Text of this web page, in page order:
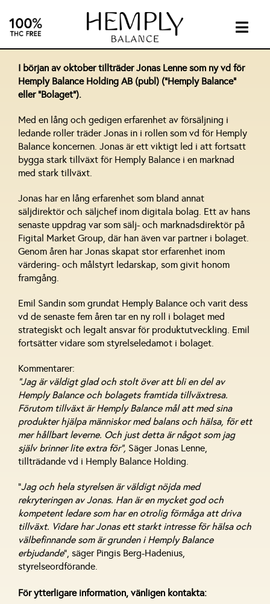
content
ABOUT
I början av oktober tillträder Jonas Lenne som ny vd för
Hemply Balance Holding AB (publ) (”Hemply Balance”
eller ”Bolaget”).
Med en lång och gedigen erfarenhet av försäljning i
ledande roller träder Jonas in i rollen som vd för Hemply
Balance koncernen. Jonas är ett viktigt led i att fortsatt
bygga stark tillväxt för Hemply Balance i en marknad
med stark tillväxt.
Jonas har en lång erfarenhet som bland annat
säljdirektör och säljchef inom digitala bolag. Ett av hans
senaste uppdrag var som sälj- och marknadsdirektör på
Figital Market Group, där han även var partner i bolaget.
Genom åren har Jonas skapat stor erfarenhet inom
värdering- och målstyrt ledarskap, som givit honom
framgång.
Emil Sandin som grundat Hemply Balance och varit dess
vd de senaste fem åren tar en ny roll i bolaget med
strategiskt och legalt ansvar för produktutveckling. Emil
fortsätter vidare som styrelseledamot i bolaget.
Kommentarer:
”Jag är väldigt glad och stolt över att bli en del av
Hemply Balance och bolagets framtida tillväxtresa.
Förutom tillväxt är Hemply Balance mål att med sina
produkter hjälpa människor med balans och hälsa, för ett
mer hållbart leverne. Och just detta är något som jag
själv brinner lite extra för”, Säger Jonas Lenne,
tillträdande vd i Hemply Balance Holding.
”Jag och hela styrelsen är väldigt nöjda med
rekryteringen av Jonas. Han är en mycket god och
kompetent ledare som har en otrolig förmåga att driva
tillväxt. Vidare har Jonas ett starkt intresse för hälsa och
välbefinnande som är grunden i Hemply Balance
erbjudande”, säger Pingis Berg-Hadenius,
styrelseordförande.
För ytterligare information, vänligen kontakta: